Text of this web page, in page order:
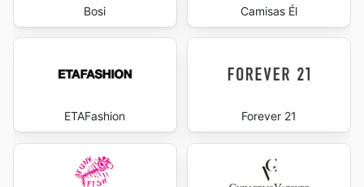
Bosi Camisas Él
ETAFashion Forever 21